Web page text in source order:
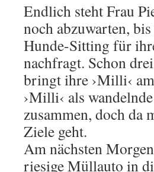
Endlich steht Frau
noch abzuwarten,
Hunde-Sitting für
nachfragt. Schon
bringt ihre ›Milli‹
›Milli‹ als
zusammen, doch da
Ziele geht.
Am nächsten
riesige Müllauto in